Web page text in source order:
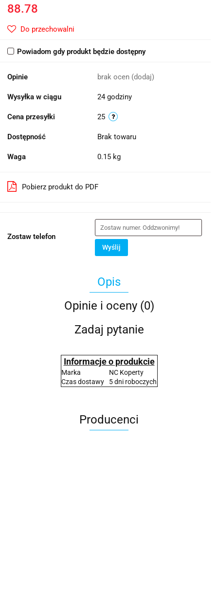
88.78
Do przechowalni
Powiadom gdy produkt będzie dostępny
Opinie brak ocen (dodaj)
Wysyłka w ciągu 24 godziny
Cena przesyłki 25
Dostępność Brak towaru
Waga 0.15 kg
Pobierz produkt do PDF
Zostaw telefon
Wyślij
Opis
Opinie i oceny (0)
Zadaj pytanie
Informacje o produkcie
Marka
NC Koperty
Czas dostawy
5 dni roboczych
Producenci